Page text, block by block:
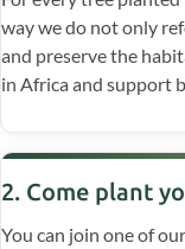
way we do not only
and preserve the
in Africa and support
2. Come plant
You can join one of